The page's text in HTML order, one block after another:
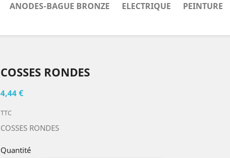
ANODES-BAGUE BRONZE ELECTRIQUE PEINTURE
COSSES RONDES
4,44 €
TTC
COSSES RONDES
Quantité